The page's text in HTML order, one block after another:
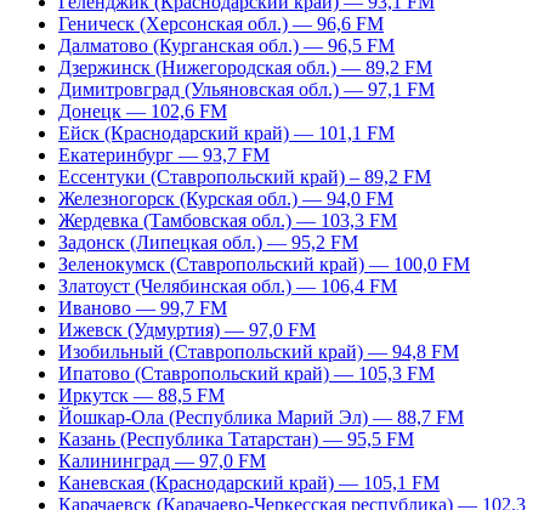
Геническ (Херсонская обл.) — 96,6 FM
Далматово (Курганская обл.) — 96,5 FM
Дзержинск (Нижегородская обл.) — 89,2 FM
Димитровград (Ульяновская обл.) — 97,1 FM
Донецк — 102,6 FM
Ейск (Краснодарский край) — 101,1 FM
Екатеринбург — 93,7 FM
Ессентуки (Ставропольский край) – 89,2 FM
Железногорск (Курская обл.) — 94,0 FM
Жердевка (Тамбовская обл.) — 103,3 FM
Задонск (Липецкая обл.) — 95,2 FM
Зеленокумск (Ставропольский край) — 100,0 FM
Златоуст (Челябинская обл.) — 106,4 FM
Иваново — 99,7 FM
Ижевск (Удмуртия) — 97,0 FM
Изобильный (Ставропольский край) — 94,8 FM
Ипатово (Ставропольский край) — 105,3 FM
Иркутск — 88,5 FM
Йошкар-Ола (Республика Марий Эл) — 88,7 FM
Казань (Республика Татарстан) — 95,5 FM
Калининград — 97,0 FM
Каневская (Краснодарский край) — 105,1 FM
Карачаевск (Карачаево-Черкесская республика) — 102,3